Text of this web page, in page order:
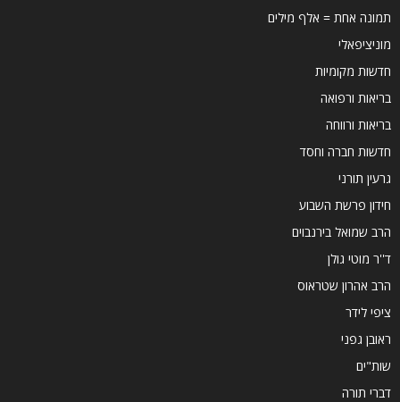
תמונה אחת = אלף מילים
מוניציפאלי
חדשות מקומיות
בריאות ורפואה
בריאות ורווחה
חדשות חברה וחסד
גרעין תורני
חידון פרשת השבוע
הרב שמואל בירנבוים
ד''ר מוטי גולן
הרב אהרון שטראוס
ציפי לידר
ראובן גפני
שות"ים
דברי תורה